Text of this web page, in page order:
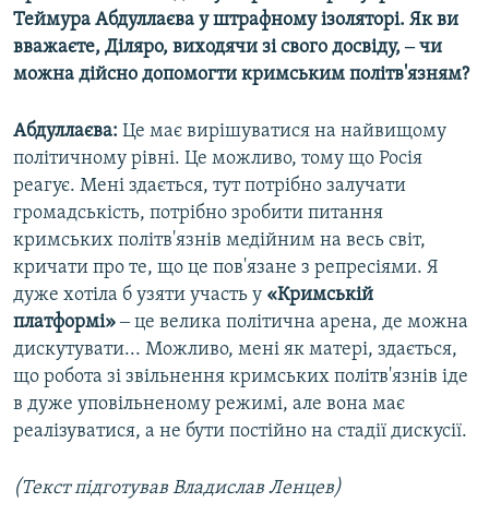
Теймура Абдуллаєва у штрафному ізоляторі. Як ви
вважаєте, Діляро, виходячи зі свого досвіду, ‒ чи
можна дійсно допомогти кримським політв'язням?
Абдуллаєва: Це має вирішуватися на найвищому
політичному рівні. Це можливо, тому що Росія
реагує. Мені здається, тут потрібно залучати
громадськість, потрібно зробити питання
кримських політв'язнів медійним на весь світ,
кричати про те, що це пов'язане з репресіями. Я
дуже хотіла б узяти участь у «Кримській
платформі»‒ це велика політична арена, де можна
дискутувати... Можливо, мені як матері, здається,
що робота зі звільнення кримських політв'язнів іде
в дуже уповільненому режимі, але вона має
реалізуватися, а не бути постійно на стадії дискусії.
(Текст підготував Владислав Ленцев)